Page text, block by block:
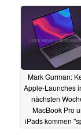
Mark Gurman:
Apple-Launches
nächsten
MacBook Pro
iPads kommen